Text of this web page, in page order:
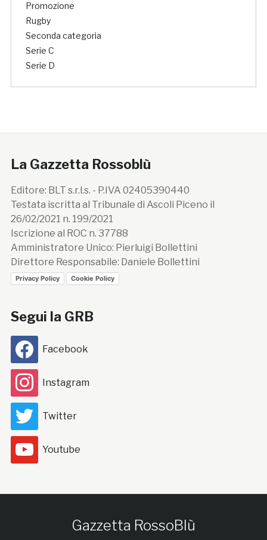
Promozione
Rugby
Seconda categoria
Serie C
Serie D
La Gazzetta Rossoblù
Editore: BLT s.r.l.s. - P.IVA 02405390440
Testata iscritta al Tribunale di Ascoli Piceno il
26/02/2021 n. 199/2021
Iscrizione al ROC n. 37788
Amministratore Unico: Pierluigi Bollettini
Direttore Responsabile: Daniele Bollettini
Privacy Policy Cookie Policy
Segui la GRB
Facebook
Instagram
Twitter
Youtube
Gazzetta RossoBlù